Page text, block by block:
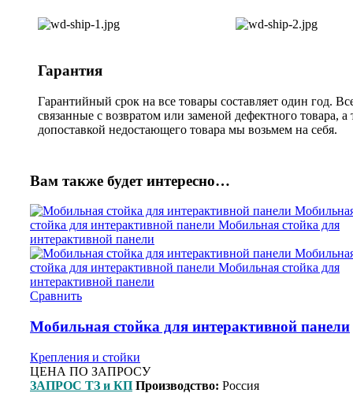
Гарантия
Гарантийный срок на все товары составляет один год.
связанные с возвратом или заменой дефектного товара, а
допоставкой недостающего товара мы возьмем на себя.
Вам также будет интересно…
Сравнить
Мобильная стойка для интерактивной панели
Крепления и стойки
ЦЕНА ПО ЗАПРОСУ
ЗАПРОС ТЗ и КП Производство: Россия